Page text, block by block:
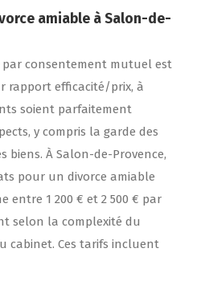
amiable à Salon-de-
par consentement mutuel est
rapport efficacité/prix, à
soient parfaitement
y compris la garde des
biens. À Salon-de-Provence,
pour un divorce amiable
entre 1 200 € et 2 500 € par
selon la complexité du
cabinet. Ces tarifs incluent